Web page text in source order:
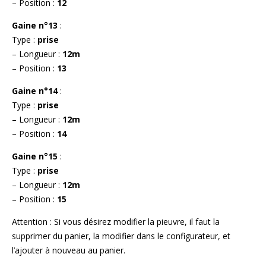
– Position : 12
Gaine n°13 :
Type : prise
– Longueur : 12m
– Position : 13
Gaine n°14:
Type : prise
– Longueur : 12m
– Position : 14
Gaine n°15 :
Type : prise
– Longueur : 12m
– Position : 15
Attention : Si vous désirez modifier la pieuvre, il faut la
supprimer du panier, la modifier dans le configurateur, et
l’ajouter à nouveau au panier.